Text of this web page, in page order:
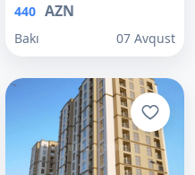
440 AZN
Bakı 07 Avqust